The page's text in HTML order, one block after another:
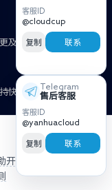
及时。
快速处理。
开户与充值平台
客服ID
@cloudcup
复制 联系
Telegram
售后客服
客服ID
@yanhuacloud
复制 联系